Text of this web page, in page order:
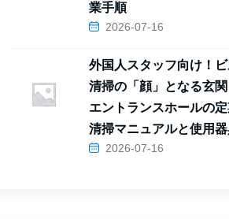
業手順
2026-07-16
外国人スタッフ向け！
清掃の「顔」となる玄関
エントランスホールの定
清掃マニュアルと使用
2026-07-16